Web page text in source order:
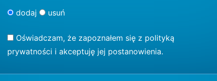
dodaj usuń
Oświadczam, że zapoznałem się z polityką
prywatności i akceptuję jej postanowienia.